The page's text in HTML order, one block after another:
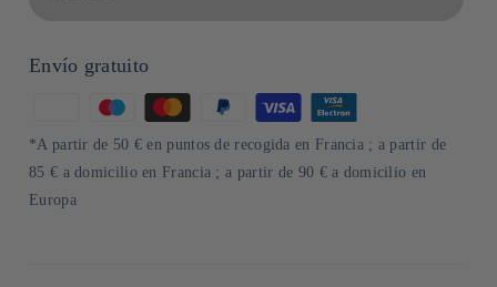
Envío gratuito
de
pago
*A partir de 50 € en puntos de recogida en Francia ; a partir de
85 € a domicilio en Francia ; a partir de 90 € a domicilio en
Europa